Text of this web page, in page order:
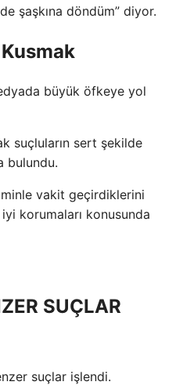
şaşkına döndüm” diyor.
büyük öfkeye yol
suçluların sert şekilde
bulundu.
vakit geçirdiklerini
korumaları konusunda
SUÇLAR
suçlar işlendi.